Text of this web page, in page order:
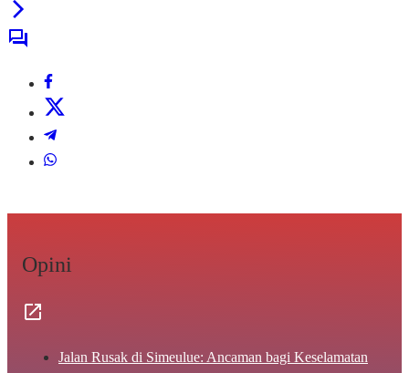
Opini
Jalan Rusak di Simeulue: Ancaman bagi Keselamatan